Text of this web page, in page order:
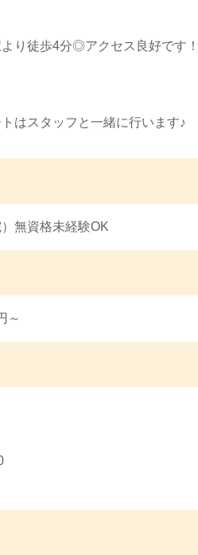
り徒歩4分◎アクセス良好です！
はスタッフと一緒に行います♪
無資格未経験OK
～